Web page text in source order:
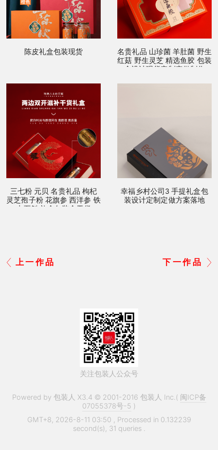
陈皮礼盒包装现货
名贵礼品 山珍菌 羊肚菌 野生
红菇 野生灵芝 精选鱼胶 包装
盒设计现货定制定做制作
三七粉 元贝 名贵礼品 枸杞
灵芝孢子粉 花旗参 西洋参 铁
皮石斛 礼盒包装盒干货
幸福乡村公司3 手提礼盒包
装设计定制定做方案落地
上一作品 下一作品
关注包装人公众号
Powered by 包装人 X3.4 © 2001-2016 包装人 Inc.( 闽ICP备
07055378号-5 )
GMT+8, 2026-8-11 03:50 , Processed in 0.132239
second(s), 31 queries .